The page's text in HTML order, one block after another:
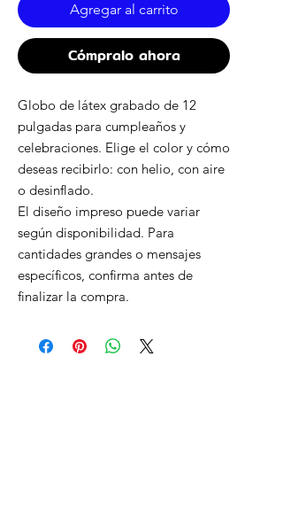
Agregar al carrito
Cómpralo ahora
Globo de látex grabado de 12
pulgadas para cumpleaños y
celebraciones. Elige el color y cómo
deseas recibirlo: con helio, con aire
o desinflado.
El diseño impreso puede variar
según disponibilidad. Para
cantidades grandes o mensajes
específicos, confirma antes de
finalizar la compra.